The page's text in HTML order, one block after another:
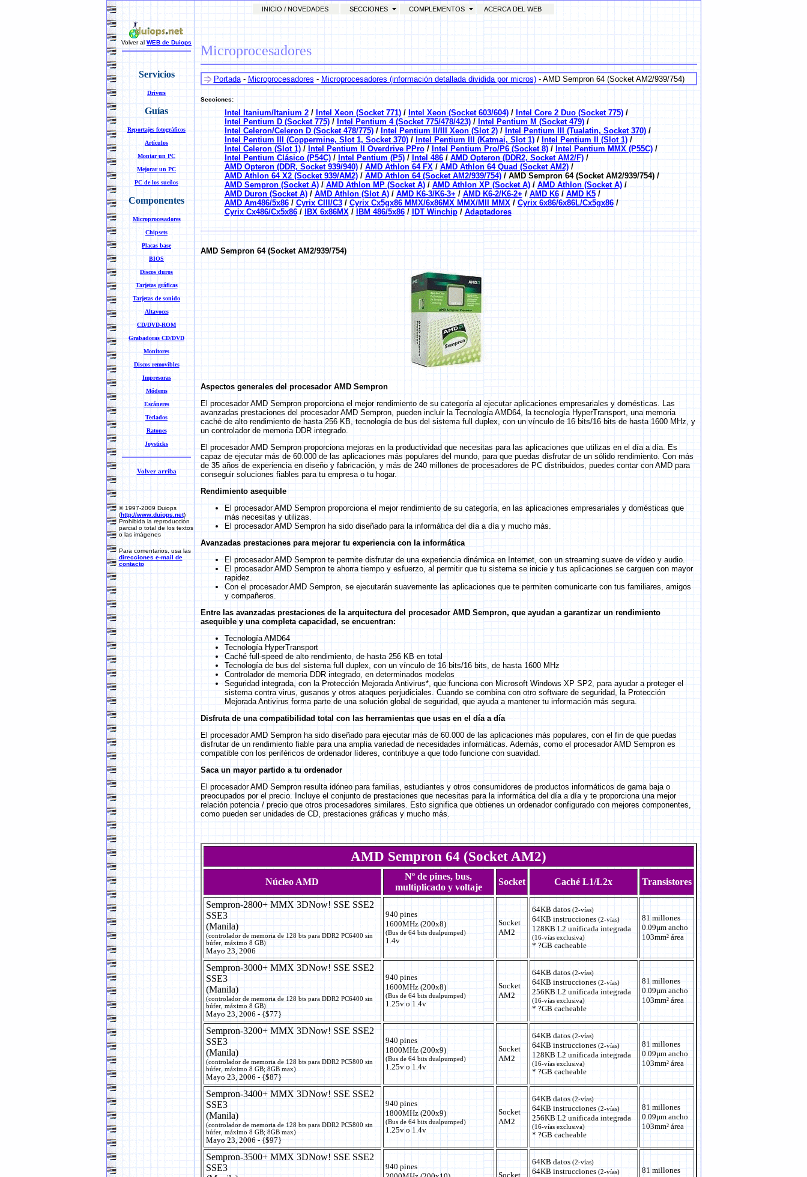
INICIO / NOVEDADES SECCIONES COMPLEMENTOS ACERCA DEL WEB
Volver al WEB de Duiops
Servicios
Drivers
Guías
Reportajes fotográficos
Artículos
Montar un PC
Mejorar un PC
PC de los sueños
Componentes
Microprocesadores
Chipsets
Placas base
BIOS
Discos duros
Tarjetas gráficas
Tarjetas de sonido
Altavoces
CD/DVD-ROM
Grabadoras CD/DVD
Monitores
Discos removibles
Impresoras
Módems
Escáneres
Teclados
Ratones
Joysticks
Volver arriba
© 1997-2009 Duiops
(http://www.duiops.net)
Prohibida la reproducción
parcial o total de los textos
o las imágenes
Para comentarios, usa las
direcciones e-mail de
contacto
Microprocesadores
Portada- Microprocesadores - Microprocesadores (información detallada dividida por micros)- AMD Sempron 64 (Socket AM2/939/754)
Secciones:
Intel Itanium/Itanium 2/ Intel Xeon (Socket 771)/ Intel Xeon (Socket 603/604)/ Intel Core 2 Duo (Socket 775)/
Intel Pentium D (Socket 775)/ Intel Pentium 4 (Socket 775/478/423)/ Intel Pentium M (Socket 479)/
Intel Celeron/Celeron D (Socket 478/775)/Intel Pentium II/III Xeon (Slot 2)/ Intel Pentium III (Tualatin, Socket 370)/
Intel Pentium III (Coppermine, Slot 1, Socket 370)/ Intel Pentium III (Katmai, Slot 1)/ Intel Pentium II (Slot 1)/
Intel Celeron (Slot 1)/ Intel Pentium II Overdrive PPro/ Intel Pentium Pro/P6 (Socket 8)/ Intel Pentium MMX (P55C)/
Intel Pentium Clásico (P54C)/ Intel Pentium (P5)/ Intel 486/AMD Opteron (DDR2, Socket AM2/F)/
AMD Opteron (DDR, Socket 939/940)/ AMD Athlon 64 FX/AMD Athlon 64 Quad (Socket AM2)/
AMD Athlon 64 X2 (Socket 939/AM2)/AMD Athlon 64 (Socket AM2/939/754)/ AMD Sempron 64 (Socket AM2/939/754) /
AMD Sempron (Socket A)/ AMD Athlon MP (Socket A)/ AMD Athlon XP (Socket A)/ AMD Athlon (Socket A)/
AMD Duron (Socket A)/ AMD Athlon (Slot A)/ AMD K6-3/K6-3+/ AMD K6-2/K6-2+ / AMD K6/ AMD K5/
AMD Am486/5x86/Cyrix CIII/C3/Cyrix Cx5gx86 MMX/6x86MX MMX/MII MMX/Cyrix 6x86/6x86L/Cx5gx86/
Cyrix Cx486/Cx5x86/ IBX 6x86MX/ IBM 486/5x86/ IDT Winchip/ Adaptadores
AMD Sempron 64 (Socket AM2/939/754)
Aspectos generales del procesador AMD Sempron
El procesador AMD Sempron proporciona el mejor rendimiento de su categoría al ejecutar aplicaciones empresariales y domésticas. Las
avanzadas prestaciones del procesador AMD Sempron, pueden incluir la Tecnología AMD64, la tecnología HyperTransport, una memoria
caché de alto rendimiento de hasta 256 KB, tecnología de bus del sistema full duplex, con un vínculo de 16 bits/16 bits de hasta 1600 MHz, y
un controlador de memoria DDR integrado.
El procesador AMD Sempron proporciona mejoras en la productividad que necesitas para las aplicaciones que utilizas en el día a día. Es
capaz de ejecutar más de 60.000 de las aplicaciones más populares del mundo, para que puedas disfrutar de un sólido rendimiento. Con más
de 35 años de experiencia en diseño y fabricación, y más de 240 millones de procesadores de PC distribuidos, puedes contar con AMD para
conseguir soluciones fiables para tu empresa o tu hogar.
Rendimiento asequible
El procesador AMD Sempron proporciona el mejor rendimiento de su categoría, en las aplicaciones empresariales y domésticas que
más necesitas y utilizas.
El procesador AMD Sempron ha sido diseñado para la informática del día a día y mucho más.
Avanzadas prestaciones para mejorar tu experiencia con la informática
El procesador AMD Sempron te permite disfrutar de una experiencia dinámica en Internet, con un streaming suave de vídeo y audio.
El procesador AMD Sempron te ahorra tiempo y esfuerzo, al permitir que tu sistema se inicie y tus aplicaciones se carguen con mayor
rapidez.
Con el procesador AMD Sempron, se ejecutarán suavemente las aplicaciones que te permiten comunicarte con tus familiares, amigos
y compañeros.
Entre las avanzadas prestaciones de la arquitectura del procesador AMD Sempron, que ayudan a garantizar un rendimiento
asequible y una completa capacidad, se encuentran:
Tecnología AMD64
Tecnología HyperTransport
Caché full-speed de alto rendimiento, de hasta 256 KB en total
Tecnología de bus del sistema full duplex, con un vínculo de 16 bits/16 bits, de hasta 1600 MHz
Controlador de memoria DDR integrado, en determinados modelos
Seguridad integrada, con la Protección Mejorada Antivirus*, que funciona con Microsoft Windows XP SP2, para ayudar a proteger el
sistema contra virus, gusanos y otros ataques perjudiciales. Cuando se combina con otro software de seguridad, la Protección
Mejorada Antivirus forma parte de una solución global de seguridad, que ayuda a mantener tu información más segura.
Disfruta de una compatibilidad total con las herramientas que usas en el día a día
El procesador AMD Sempron ha sido diseñado para ejecutar más de 60.000 de las aplicaciones más populares, con el fin de que puedas
disfrutar de un rendimiento fiable para una amplia variedad de necesidades informáticas. Además, como el procesador AMD Sempron es
compatible con los periféricos de ordenador líderes, contribuye a que todo funcione con suavidad.
Saca un mayor partido a tu ordenador
El procesador AMD Sempron resulta idóneo para familias, estudiantes y otros consumidores de productos informáticos de gama baja o
preocupados por el precio. Incluye el conjunto de prestaciones que necesitas para la informática del día a día y te proporciona una mejor
relación potencia / precio que otros procesadores similares. Esto significa que obtienes un ordenador configurado con mejores componentes,
como pueden ser unidades de CD, prestaciones gráficas y mucho más.
AMD Sempron 64 (Socket AM2)
Núcleo AMD
Nº de pines, bus,
multiplicado y voltaje
Socket Caché L1/L2x Transistores
Sempron-2800+ MMX 3DNow! SSE SSE2
SSE3
(Manila)
(controlador de memoria de 128 bts para DDR2 PC6400 sin
búfer, máximo 8 GB)
Mayo 23, 2006
940 pines
1600MHz (200x8)
(Bus de 64 bits dualpumped)
1.4v
Socket
AM2
64KB datos (2-vías)
64KB instrucciones(2-vías)
128KB L2 unificada integrada
(16-vías exclusiva)
* ?GB cacheable
81 millones
0.09µm ancho
103mm² área
Sempron-3000+ MMX 3DNow! SSE SSE2
SSE3
(Manila)
(controlador de memoria de 128 bts para DDR2 PC6400 sin
búfer, máximo 8 GB)
Mayo 23, 2006 - {$77}
940 pines
1600MHz (200x8)
(Bus de 64 bits dualpumped)
1.25v o 1.4v
Socket
AM2
64KB datos(2-vías)
64KB instrucciones (2-vías)
256KB L2 unificada integrada
(16-vías exclusiva)
* ?GB cacheable
81 millones
0.09µm ancho
103mm² área
Sempron-3200+ MMX 3DNow! SSE SSE2
SSE3
(Manila)
(controlador de memoria de 128 bts para DDR2 PC5800 sin
búfer, máximo 8 GB; 8GB max)
Mayo 23, 2006 - {$87}
940 pines
1800MHz (200x9)
(Bus de 64 bits dualpumped)
1.25v o 1.4v
Socket
AM2
64KB datos (2-vías)
64KB instrucciones(2-vías)
128KB L2 unificada integrada
(16-vías exclusiva)
* ?GB cacheable
81 millones
0.09µm ancho
103mm² área
Sempron-3400+ MMX 3DNow! SSE SSE2
SSE3
(Manila)
(controlador de memoria de 128 bts para DDR2 PC5800 sin
búfer, máximo 8 GB; 8GB max)
Mayo 23, 2006 - {$97}
940 pines
1800MHz (200x9)
(Bus de 64 bits dualpumped)
1.25v o 1.4v
Socket
AM2
64KB datos(2-vías)
64KB instrucciones (2-vías)
256KB L2 unificada integrada
(16-vías exclusiva)
* ?GB cacheable
81 millones
0.09µm ancho
103mm² área
Sempron-3500+ MMX 3DNow! SSE SSE2
SSE3
940 pines
Socket
64KB datos (2-vías)
64KB instrucciones(2-vías)
81 millones